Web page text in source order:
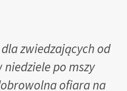
zwiedzających od
niedziele po mszy
ofiara na